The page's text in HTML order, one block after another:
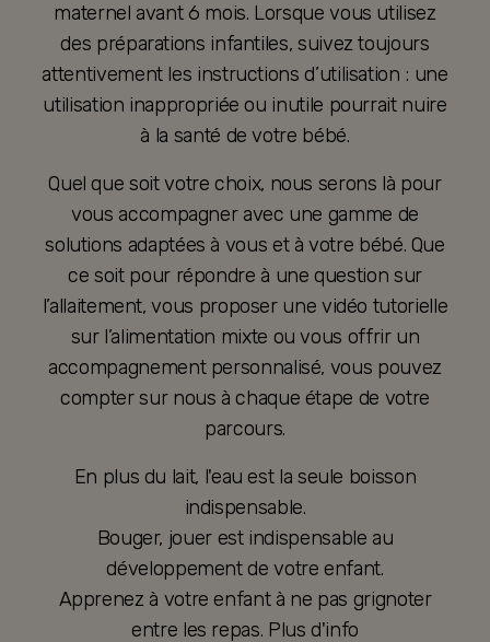
maternel avant 6 mois. Lorsque vous utilisez
des préparations infantiles, suivez toujours
attentivement les instructions d’utilisation : une
utilisation inappropriée ou inutile pourrait nuire
à la santé de votre bébé.
Quel que soit votre choix, nous serons là pour
vous accompagner avec une gamme de
solutions adaptées à vous et à votre bébé. Que
ce soit pour répondre à une question sur
l’allaitement, vous proposer une vidéo tutorielle
sur l’alimentation mixte ou vous offrir un
accompagnement personnalisé, vous pouvez
compter sur nous à chaque étape de votre
parcours.
En plus du lait, l'eau est la seule boisson
indispensable.
Bouger, jouer est indispensable au
développement de votre enfant.
Apprenez à votre enfant à ne pas grignoter
entre les repas. Plus d'info